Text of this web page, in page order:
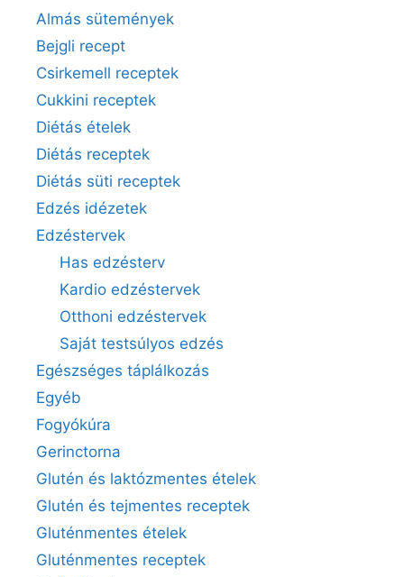
Almás sütemények
Bejgli recept
Csirkemell receptek
Cukkini receptek
Diétás ételek
Diétás receptek
Diétás süti receptek
Edzés idézetek
Edzéstervek
Has edzésterv
Kardio edzéstervek
Otthoni edzéstervek
Saját testsúlyos edzés
Egészséges táplálkozás
Egyéb
Fogyókúra
Gerinctorna
Glutén és laktózmentes ételek
Glutén és tejmentes receptek
Gluténmentes ételek
Gluténmentes receptek